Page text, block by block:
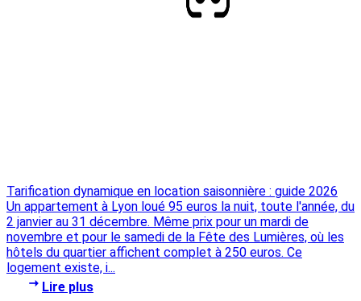
Tarification dynamique en location saisonnière : guide 2026
Un appartement à Lyon loué 95 euros la nuit, toute l'année, du
2 janvier au 31 décembre. Même prix pour un mardi de
novembre et pour le samedi de la Fête des Lumières, où les
hôtels du quartier affichent complet à 250 euros. Ce
logement existe, i...
Lire plus